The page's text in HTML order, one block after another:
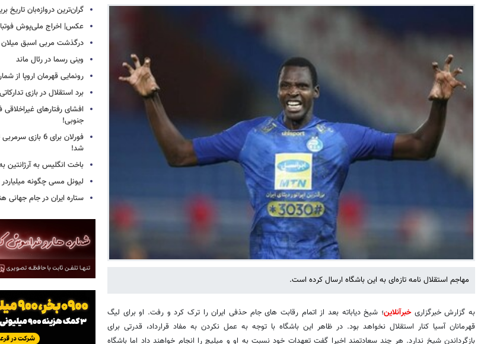
مهاجم استقلال نامه‌ تازه‌ای به این باشگاه ارسال کرده است.
به گزارش خبرگزاریخبرآنلاین؛ شیخ دیاباته بعد از اتمام رقابت های جام حذفی ایران را ترک کرد و رفت. او برای لیگ
قهرمانان آسیا کنار استقلال نخواهد بود. در ظاهر این باشگاه با توجه به عمل نکردن به مفاد قرارداد، قدرتی برای
بازگرداندن شیخ ندارد. هر چند سعادتمند اخیرا گفت تعهدات خود نسبت به او و میلیچ را انجام خواهند داد اما باشگاه
گران‌ترین دروازه‌بان تاریخ
عکس| اخراج ملی‌پوش فوتبال
درگذشت مربی اسبق میلان
وینی رسما در رئال ماند
رونمایی قهرمان اروپا از شماره 11
برد استقلال در بازی تدارکاتی
افشای رفتارهای غیراخلاقی
جنوبی!
فورلان برای 6
شد!
باخت انگلیس به آرژانتین
لیونل مسی چگونه
ستاره ایران در جام جهانی